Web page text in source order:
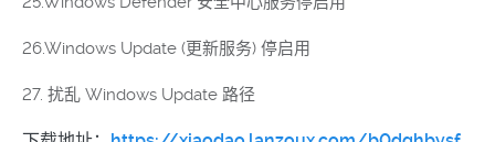
26.Windows Update (更新服务) 停启用
27. 扰乱 Windows Update 路径